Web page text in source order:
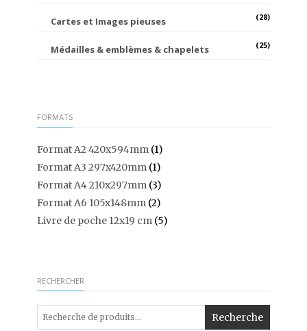
Cartes et Images pieuses (28)
Médailles & emblèmes & chapelets (25)
FORMATS
Format A2 420x594mm (1)
Format A3 297x420mm (1)
Format A4 210x297mm (3)
Format A6 105x148mm (2)
Livre de poche 12x19 cm (5)
RECHERCHER
Recherche